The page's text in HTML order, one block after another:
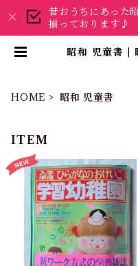
昔おうちにあった
揃っております♪
昭和 児童書 |
HOME 昭和 児童書
ITEM